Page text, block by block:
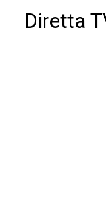
Diretta